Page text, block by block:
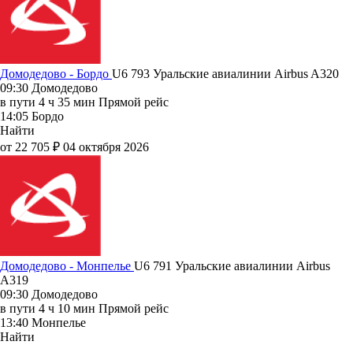
Домодедово - Бордо U6 793 Уральские авиалинии Airbus A320
09:30 Домодедово
в пути 4 ч 35 мин Прямой рейс
14:05 Бордо
Найти
от 22 705 ₽ 04 октября 2026
Домодедово - Монпелье U6 791 Уральские авиалинии Airbus
A319
09:30 Домодедово
в пути 4 ч 10 мин Прямой рейс
13:40 Монпелье
Найти